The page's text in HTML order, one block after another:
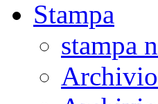
Stampa
stampa